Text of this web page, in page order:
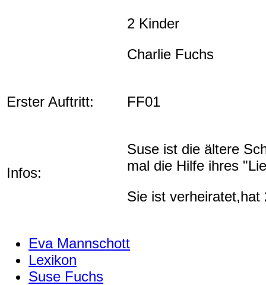
2 Kinder
Charlie Fuchs
Erster Auftritt: FF01
Infos:
Suse ist die ältere
mal die Hilfe ihres
Sie ist
Eva Mannschott
Lexikon
Suse Fuchs